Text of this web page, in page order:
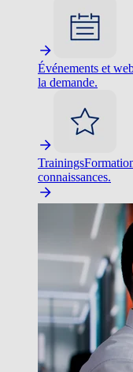
Événements et
la demande.
Trainings
connaissances.